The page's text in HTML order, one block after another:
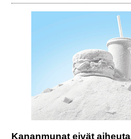
Kananmunat eivät aiheuta